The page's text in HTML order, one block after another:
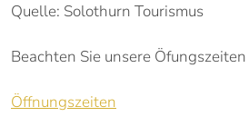
Quelle: Solothurn Tourismus
Beachten Sie unsere
Öffnungszeiten